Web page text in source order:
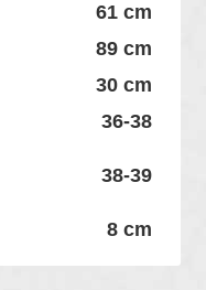
61 cm
89 cm
30 cm
36-38
38-39
8 cm